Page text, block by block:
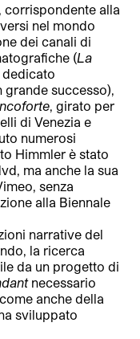
corrispondente alla
nel mondo
dei canali di
(La
dedicato
grande successo),
, girato per
di Venezia e
numerosi
Himmler è stato
ma anche la sua
senza
alla Biennale
narrative del
la ricerca
da un progetto di
necessario
anche della
sviluppato